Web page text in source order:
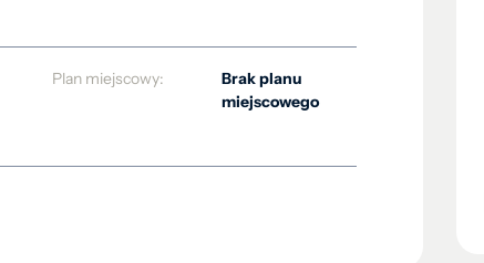
Plan miejscowy:
Brak planu
miejscowego